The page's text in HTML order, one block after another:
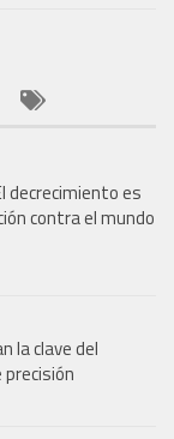
decrecimiento es
contra el mundo
la clave del